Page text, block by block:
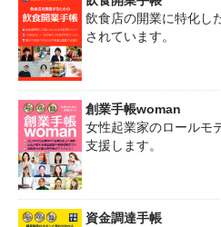
飲食店の開業に特化し
されています。
創業手帳woman
女性起業家のロールモ
支援します。
資金調達手帳